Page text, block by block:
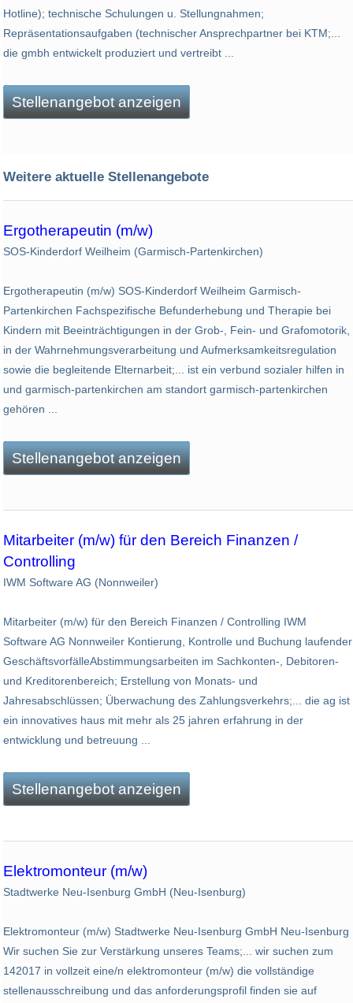
Hotline); technische Schulungen u. Stellungnahmen;
Repräsentationsaufgaben (technischer Ansprechpartner bei KTM;...
die gmbh entwickelt produziert und vertreibt ...
Stellenangebot anzeigen
Weitere aktuelle Stellenangebote
Ergotherapeutin (m/w)
SOS-Kinderdorf Weilheim (Garmisch-Partenkirchen)
Ergotherapeutin (m/w) SOS-Kinderdorf Weilheim Garmisch-
Partenkirchen Fachspezifische Befunderhebung und Therapie bei
Kindern mit Beeinträchtigungen in der Grob-, Fein- und Grafomotorik,
in der Wahrnehmungsverarbeitung und Aufmerksamkeitsregulation
sowie die begleitende Elternarbeit;... ist ein verbund sozialer hilfen in
und garmisch-partenkirchen am standort garmisch-partenkirchen
gehören ...
Stellenangebot anzeigen
Mitarbeiter (m/w) für den Bereich Finanzen /
Controlling
IWM Software AG (Nonnweiler)
Mitarbeiter (m/w) für den Bereich Finanzen / Controlling IWM
Software AG Nonnweiler Kontierung, Kontrolle und Buchung laufender
GeschäftsvorfälleAbstimmungsarbeiten im Sachkonten-, Debitoren-
und Kreditorenbereich; Erstellung von Monats- und
Jahresabschlüssen; Überwachung des Zahlungsverkehrs;... die ag ist
ein innovatives haus mit mehr als 25 jahren erfahrung in der
entwicklung und betreuung ...
Stellenangebot anzeigen
Elektromonteur (m/w)
Stadtwerke Neu-Isenburg GmbH (Neu-Isenburg)
Elektromonteur (m/w) Stadtwerke Neu-Isenburg GmbH Neu-Isenburg
Wir suchen Sie zur Verstärkung unseres Teams;... wir suchen zum
142017 in vollzeit eine/n elektromonteur (m/w) die vollständige
stellenausschreibung und das anforderungsprofil finden sie auf